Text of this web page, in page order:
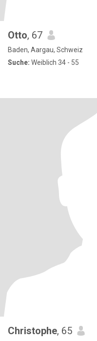
Otto, 67
Baden, Aargau, Schweiz
Suche: Weiblich 34 - 55
Christophe, 65